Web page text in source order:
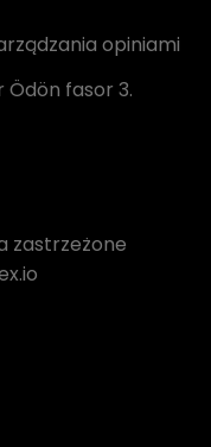
opiniami
Ödön fasor 3.
zastrzeżone